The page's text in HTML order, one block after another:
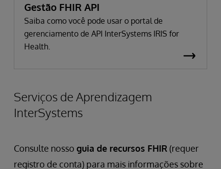
Gestão FHIR API
Saiba como você pode usar o portal de
gerenciamento de API InterSystems IRIS for
Health.
Serviços de Aprendizagem
InterSystems
Consulte nosso guia de recursos FHIR (requer
registro de conta) para mais informações sobre